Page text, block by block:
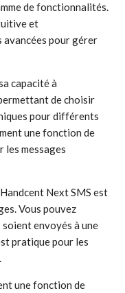
de fonctionnalités.
et
avancées pour gérer
capacité à
de choisir
pour différents
une fonction de
les messages
Next SMS est
Vous pouvez
soient envoyés à une
pratique pour les
une fonction de